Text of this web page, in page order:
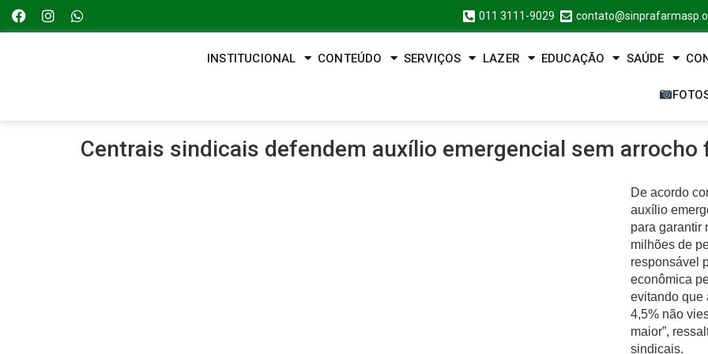
011 3111-9029
INSTITUCIONAL CONTEÚDO SERVIÇOS LAZER EDUCAÇÃO SAÚDE
Centrais sindicais defendem auxílio emergencial sem arrocho
De acordo
auxílio
para garantir
milhões de
responsável
econômica
evitando que
4,5% não
maior”,
sindicais.